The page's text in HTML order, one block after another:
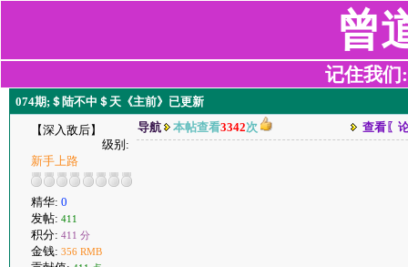
曾
记住我们
074期;＄陆不中＄天《主前》已更新
【深入敌后】
级别:
新手上路
精华: 0
发帖: 411
积分: 411 分
金钱: 356 RMB
导航 本帖查看3342次 查看〖